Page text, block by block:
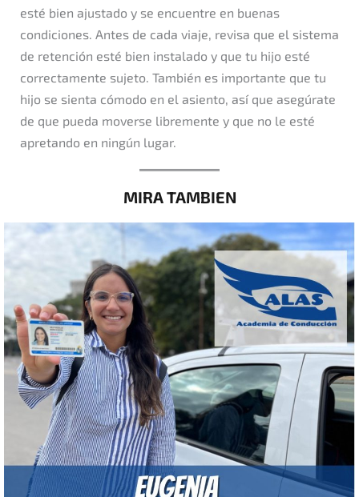
esté bien ajustado y se encuentre en buenas
condiciones. Antes de cada viaje, revisa que el sistema
de retención esté bien instalado y que tu hijo esté
correctamente sujeto. También es importante que tu
hijo se sienta cómodo en el asiento, así que asegúrate
de que pueda moverse libremente y que no le esté
apretando en ningún lugar.
MIRA TAMBIEN